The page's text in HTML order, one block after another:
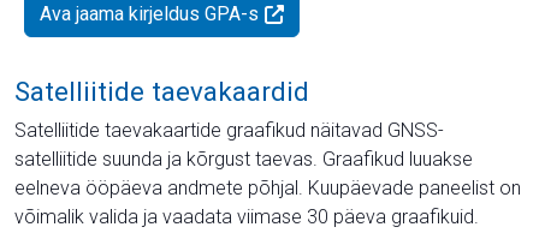
Ava jaama kirjeldus GPA-s
Satelliitide taevakaardid
Satelliitide taevakaartide graafikud näitavad GNSS-
satelliitide suunda ja kõrgust taevas. Graafikud luuakse
eelneva ööpäeva andmete põhjal. Kuupäevade paneelist on
võimalik valida ja vaadata viimase 30 päeva graafikuid.